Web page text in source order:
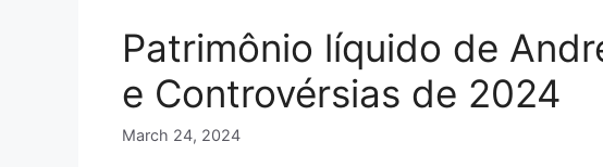
Patrimônio líquido de
e Controvérsias de 2024
March 24, 2024